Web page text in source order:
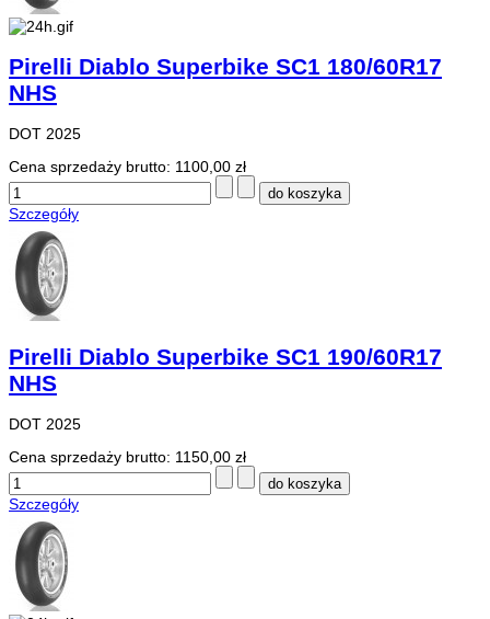
Pirelli Diablo Superbike SC1 180/60R17
NHS
DOT 2025
Cena sprzedaży brutto: 1100,00 zł
Szczegóły
Pirelli Diablo Superbike SC1 190/60R17
NHS
DOT 2025
Cena sprzedaży brutto: 1150,00 zł
Szczegóły